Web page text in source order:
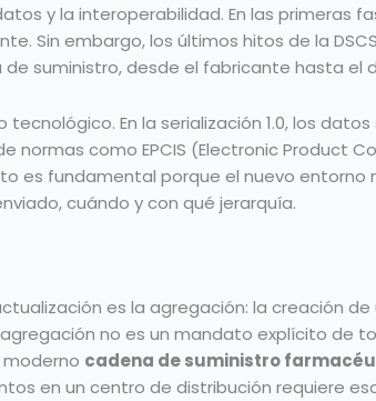
y la interoperabilidad. En las primeras
Sin embargo, los últimos hitos de la
suministro, desde el fabricante hasta el
En la serialización 1.0, los
normas como EPCIS (Electronic Product
es fundamental porque el nuevo
cuándo y con qué jerarquía.
es la agregación: la creación
no es un mandato explícito de
cadena de suministro
en un centro de distribución requiere